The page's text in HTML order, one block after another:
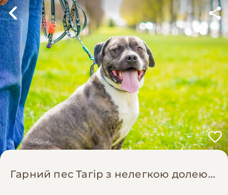
Гарний пес Тагір з нелегкою долею…